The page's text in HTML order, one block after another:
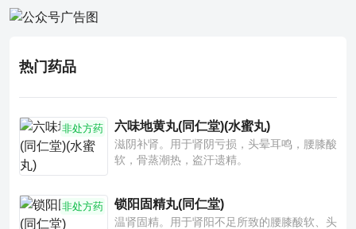
热门药品
非处方药 六味地黄丸(同仁堂)(水蜜丸)
滋阴补肾。用于肾阴亏损，头晕耳鸣，腰膝酸
软，骨蒸潮热，盗汗遗精。
非处方药 锁阳固精丸(同仁堂)
温肾固精。用于肾阳不足所致的腰膝酸软、头